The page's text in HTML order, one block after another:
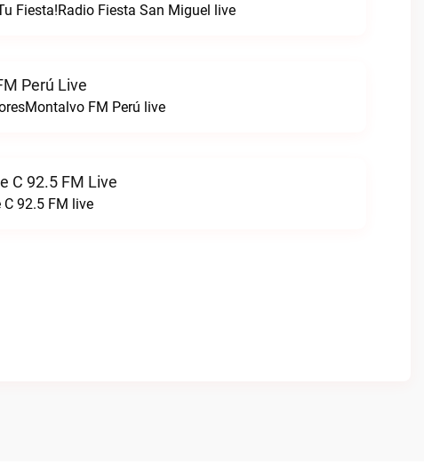
Fiesta!Radio Fiesta San Miguel live
Perú Live
FM Perú live
C 92.5 FM Live
C 92.5 FM live